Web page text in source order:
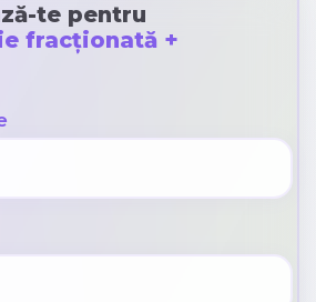
te pentru
fracționată +